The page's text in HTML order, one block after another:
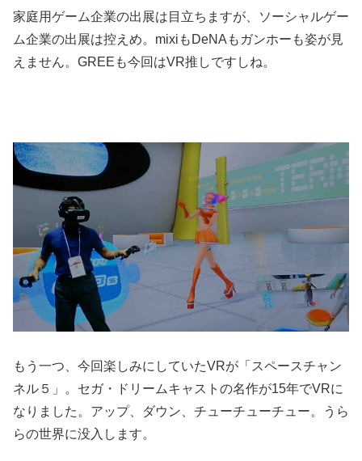
家庭用ゲーム企業の出展は目立ちますが、ソーシャルゲー
ム企業の出展は控えめ。mixiもDeNAもガンホーも姿が見
えません。GREEも今回はVR推しですしね。
もう一つ、今回楽しみにしていたVRが「スペースチャン
ネル５」。セガ・ドリームキャストの名作が15年でVRに
なりました。アップ、ダウン、チューチューチュー。うら
らの世界に没入します。